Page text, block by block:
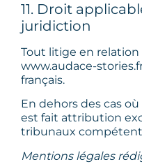
11. Droit
juridiction
Tout litige en relation
www.audace-
français.
En dehors des cas
est fait attribution
tribunaux
Mentions légales